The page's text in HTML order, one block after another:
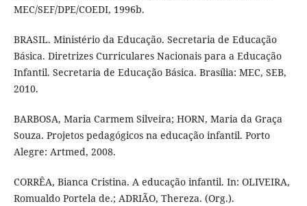
MEC/SEF/DPE/COEDI, 1996b.
BRASIL. Ministério da Educação. Secretaria de Educação
Básica. Diretrizes Curriculares Nacionais para a Educação
Infantil. Secretaria de Educação Básica. Brasília: MEC, SEB,
2010.
BARBOSA, Maria Carmem Silveira; HORN, Maria da Graça
Souza. Projetos pedagógicos na educação infantil. Porto
Alegre: Artmed, 2008.
CORRÊA, Bianca Cristina. A educação infantil. In: OLIVEIRA,
Romualdo Portela de.; ADRIÃO, Thereza. (Org.).